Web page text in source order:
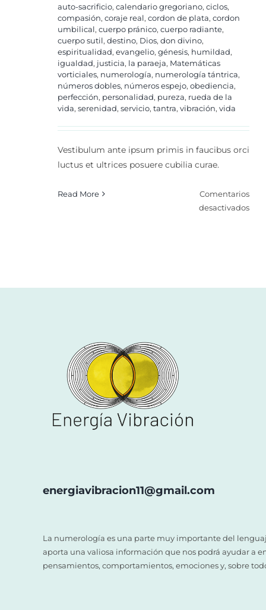
auto-sacrificio, calendario gregoriano, ciclos,
compasión, coraje real, cordon de plata, cordon
umbilical, cuerpo pránico, cuerpo radiante,
cuerpo sutil, destino, Dios, don divino,
espiritualidad, evangelio, génesis, humildad,
igualdad, justicia, la paraeja, Matemáticas
vorticiales, numerología, numerología tántrica,
números dobles, números espejo, obediencia,
perfección, personalidad, pureza, rueda de la
vida, serenidad, servicio, tantra, vibración, vida
Vestibulum ante ipsum primis in faucibus orci
luctus et ultrices posuere cubilia curae.
Read More
Comentarios
desactivadosen
energiavibracion11@gmail.com
La numerología es una parte muy importante del
aporta una valiosa información que nos podrá ayudar a
pensamientos, comportamientos, emociones y, sobre